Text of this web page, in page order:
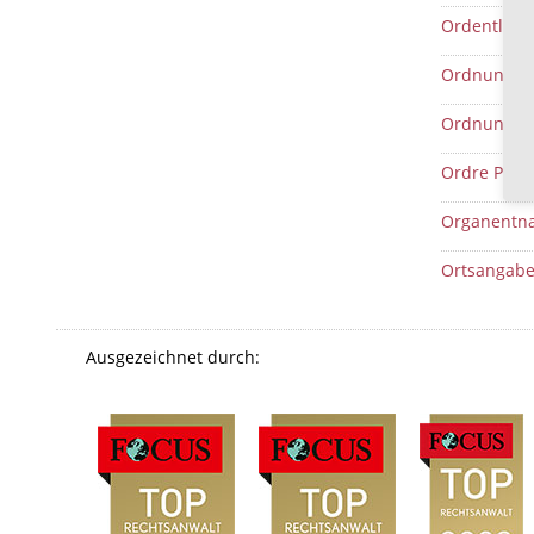
Ordnungen
Ordre Public
Ortsangabe
Ausgezeichnet durch: